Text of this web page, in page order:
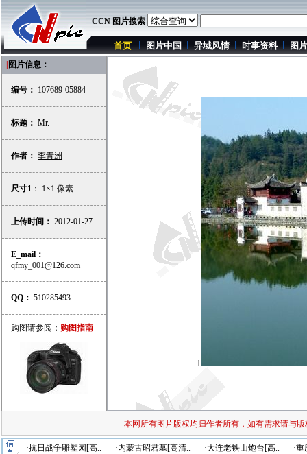
CCN 图片搜索
首页 图片中国 异域风情 时事资料 图
图片信息：
编号： 107689-05884
标题： Mr.
作者： 李青洲
尺寸1 ： 1×1 像素
上传时间： 2012-01-27
E_mail：
qfmy_001@126.com
QQ： 510285493
购图请参阅： 购图指南
1
本网所有图片版权均归作者所有，如有需求请与
·抗日战争雕塑园[高.. ·内蒙古昭君墓[高清.. ·大连老铁山炮台[高..
·